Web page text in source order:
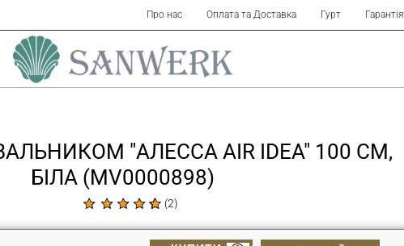
Про нас Оплата та Доставка Гурт Гарантія
"АЛЕССА AIR IDEA" 100 СМ,
БІЛА (MV0000898)
(2)